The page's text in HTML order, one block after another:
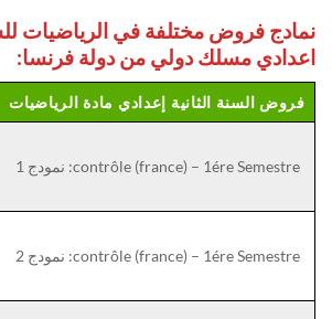
نمادج فروض مختلفة في الرياضيات
اعدادي مسلك دولي من دولة فرنسا:
فروض السنة الثانية إعدادي مادة الرياضيات
contrôle (france) – 1ére Semestre: نمودج 1
contrôle (france) – 1ére Semestre: نمودج 2